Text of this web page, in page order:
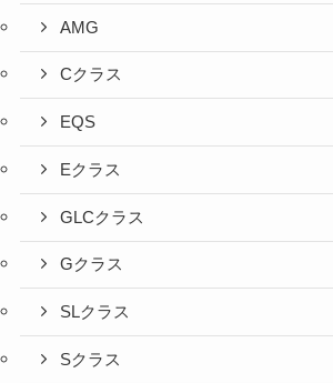
AMG
Cクラス
EQS
Eクラス
GLCクラス
Gクラス
SLクラス
Sクラス